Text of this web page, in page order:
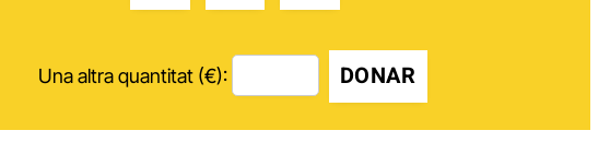
Una altra quantitat (€): DONAR